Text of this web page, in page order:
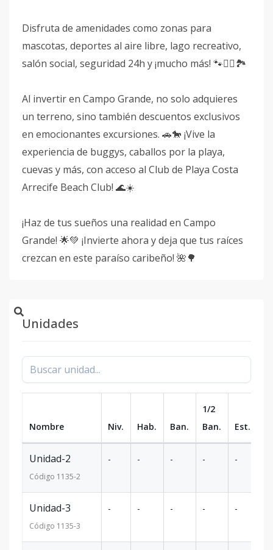
Disfruta de amenidades como zonas para
mascotas, deportes al aire libre, lago recreativo,
salón social, seguridad 24h y ¡mucho más! 🐾🚴‍♂️🏞️
Al invertir en Campo Grande, no solo adquieres
un terreno, sino también descuentos exclusivos
en emocionantes excursiones. 🚗🐎 ¡Vive la
experiencia de buggys, caballos por la playa,
cuevas y más, con acceso al Club de Playa Costa
Arrecife Beach Club! 🌊☀️
¡Haz de tus sueños una realidad en Campo
Grande! 🌟💚 ¡Invierte ahora y deja que tus raíces
crezcan en este paraíso caribeño! 🌺🌳
Unidades
Nombre Niv. Hab. Ban.
1/2
Ban.
Est.
Unidad-2
Código 1135-2
- - - - -
Unidad-3
Código 1135-3
- - - - -